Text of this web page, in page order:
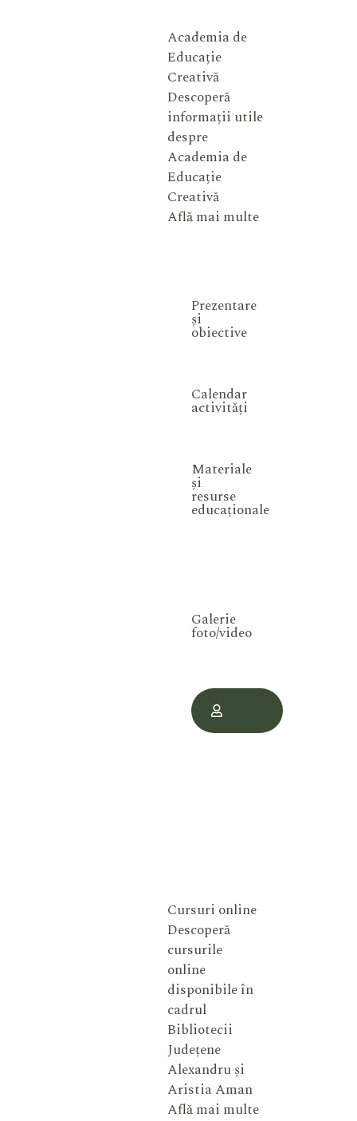
Academia de
Educație
Creativă
Descoperă
informații utile
despre
Academia de
Educație
Creativă
Află mai multe
Prezentare
și
obiective
Calendar
activități
Materiale
și
resurse
educaționale
Galerie
foto/video
Cursuri online
Descoperă
cursurile
online
disponibile în
cadrul
Bibliotecii
Județene
Alexandru și
Aristia Aman
Află mai multe